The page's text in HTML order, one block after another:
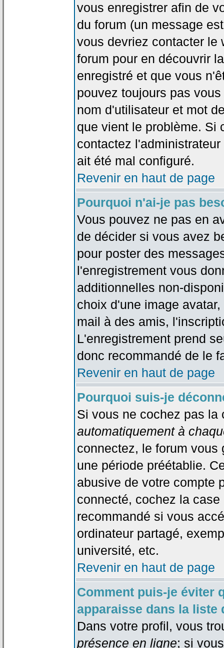
vous enregistrer afin de
du forum (un message
vous devriez contacter le
forum pour en découvrir
enregistré et que vous
pouvez toujours pas
nom d'utilisateur et mot
que vient le problème. Si
contactez
ait été mal configuré.
Revenir en haut de page
Pourquoi n'ai-je pas
Vous pouvez ne pas en
de décider si vous avez
pour poster des
l'enregistrement vous
additionnelles non-
choix d'une image
mail à des amis,
L'enregistrement prend
donc recommandé de le
Revenir en haut de page
Pourquoi suis-je
Si vous ne cochez pas
automatiquement à
connectez, le forum vous
une période préétablie.
abusive de votre compte
connecté, cochez la
recommandé si vous
ordinateur partagé,
université, etc.
Revenir en haut de page
Comment puis-je éviter
apparaisse dans la liste
Dans votre profil, vous
présence en ligne; si